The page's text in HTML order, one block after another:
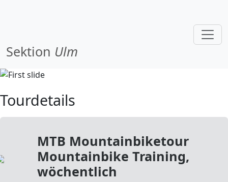
Sektion Ulm
Tourdetails
MTB Mountainbiketour
Mountainbike Training,
wöchentlich